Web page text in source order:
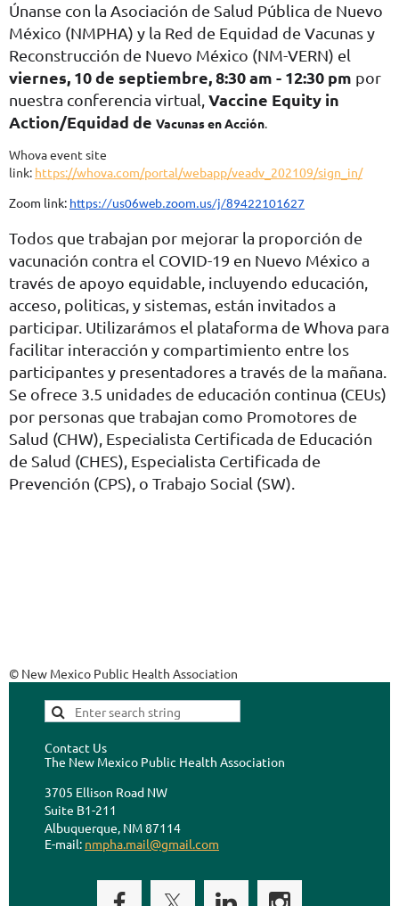
Únanse con la Asociación de Salud Pública de Nuevo
México (NMPHA) y la Red de Equidad de Vacunas y
Reconstrucción de Nuevo México (NM-VERN) el
viernes, 10 de septiembre, 8:30 am - 12:30 pm por
nuestra conferencia virtual, Vaccine Equity in
Action/Equidad de Vacunas en Acción.
Whova event site
link: https://whova.com/portal/webapp/veadv_202109/sign_in/
Zoom link: https://us06web.zoom.us/j/89422101627
Todos que trabajan por mejorar la proporción de
vacunación contra el COVID-19 en Nuevo México a
través de apoyo equidable, incluyendo educación,
acceso, politicas, y sistemas, están invitados a
participar. Utilizarámos el plataforma de Whova para
facilitar interacción y compartimiento entre los
participantes y presentadores a través de la mañana.
Se ofrece 3.5 unidades de educación continua (CEUs)
por personas que trabajan como Promotores de
Salud (CHW), Especialista Certificada de Educación
de Salud (CHES), Especialista Certificada de
Prevención (CPS), o Trabajo Social (SW).
© New Mexico Public Health Association
Contact Us
The New Mexico Public Health Association
3705 Ellison Road NW
Suite B1-211
Albuquerque, NM 87114
E-mail: nmpha.mail@gmail.com